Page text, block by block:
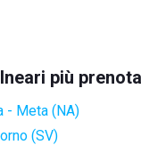
più
- Meta (NA)
(SV)